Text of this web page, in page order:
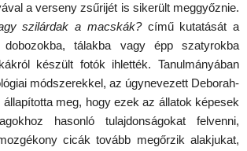
a verseny zsűrijét is sikerült meggyőznie.
szilárdak a macskák?című kutatását a
dobozokba, tálakba vagy épp szatyrokba
készült fotók ihlették. Tanulmányában
módszerekkel, az úgynevezett Deborah-
meg, hogy ezek az állatok képesek
hasonló tulajdonságokat felvenni,
cicák tovább megőrzik alakjukat,